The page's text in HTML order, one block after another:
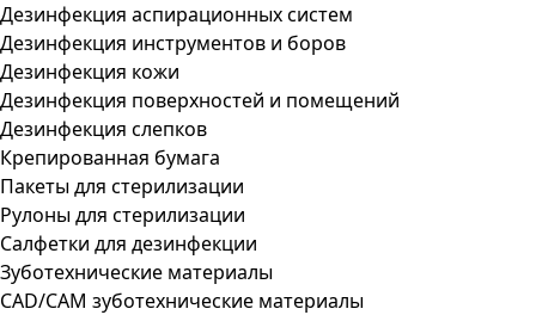
Дезинфекция аспирационных систем
Дезинфекция инструментов и боров
Дезинфекция кожи
Дезинфекция поверхностей и помещений
Дезинфекция слепков
Крепированная бумага
Пакеты для стерилизации
Рулоны для стерилизации
Салфетки для дезинфекции
Зуботехнические материалы
CAD/CAM зуботехнические материалы